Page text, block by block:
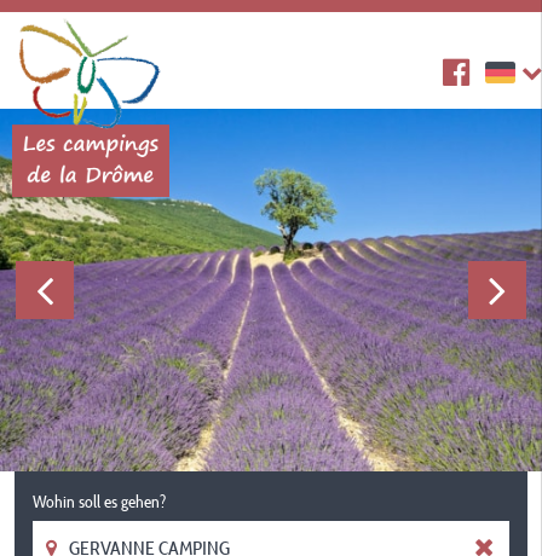
Wohin soll es gehen?